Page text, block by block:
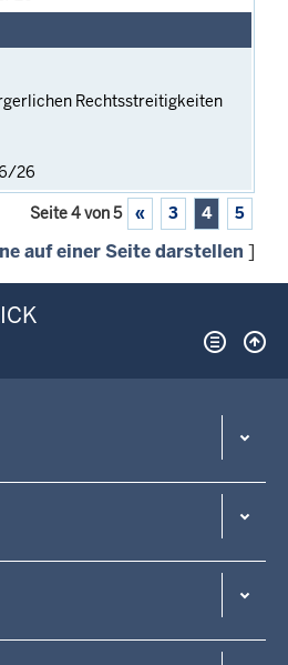
Rechtsstreitigkeiten
26
Seite 4 von 5 « 3 4 5
auf einer Seite darstellen ]